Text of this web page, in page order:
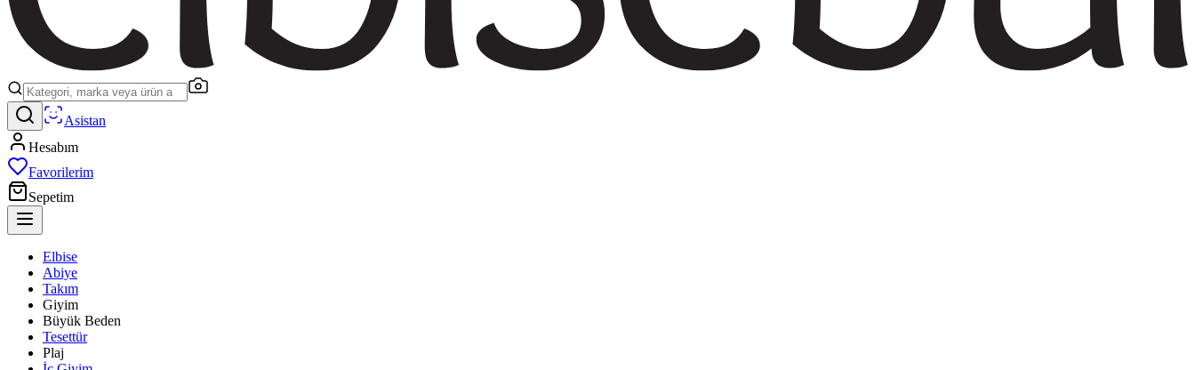
Asistan
Hesabım
Favorilerim
Sepetim
Elbise
Abiye
Takım
Giyim
Büyük Beden
Tesettür
Plaj